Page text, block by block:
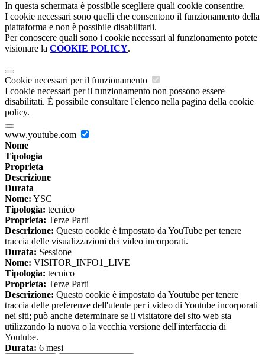
In questa schermata è possibile scegliere quali cookie consentire.
I cookie necessari sono quelli che consentono il funzionamento della
piattaforma e non è possibile disabilitarli.
Per conoscere quali sono i cookie necessari al funzionamento potete
visionare la COOKIE POLICY.
Cookie necessari per il funzionamento
I cookie necessari per il funzionamento non possono essere
disabilitati. È possibile consultare l'elenco nella pagina della cookie
policy.
www.youtube.com
Nome
Tipologia
Proprieta
Descrizione
Durata
Nome: YSC
Tipologia: tecnico
Proprieta: Terze Parti
Descrizione: Questo cookie è impostato da YouTube per tenere
traccia delle visualizzazioni dei video incorporati.
Durata: Sessione
Nome: VISITOR_INFO1_LIVE
Tipologia: tecnico
Proprieta: Terze Parti
Descrizione: Questo cookie è impostato da Youtube per tenere
traccia delle preferenze dell'utente per i video di Youtube incorporati
nei siti; può anche determinare se il visitatore del sito web sta
utilizzando la nuova o la vecchia versione dell'interfaccia di
Youtube.
Durata: 6 mesi